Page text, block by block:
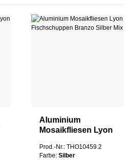
Aluminium
Mosaikfliesen Lyon
Branzo Silber Mix
Prod.-Nr.: THO10459.2
Farbe: Silber